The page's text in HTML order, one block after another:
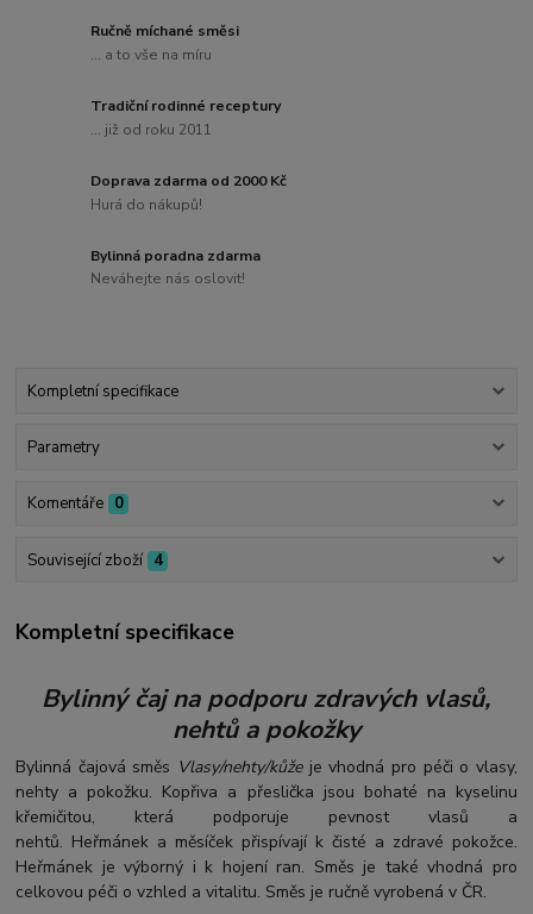
Ručně míchané směsi
... a to vše na míru
Tradiční rodinné receptury
... již od roku 2011
Doprava zdarma od 2000 Kč
Hurá do nákupů!
Bylinná poradna zdarma
Neváhejte nás oslovit!
Kompletní specifikace
Parametry
Komentáře 0
Související zboží 4
Kompletní specifikace
Bylinný čaj na podporu zdravých vlasů,
nehtů a pokožky
Bylinná čajová směs Vlasy/nehty/kůžeje vhodná pro péči o vlasy,
nehty a pokožku. Kopřiva a přeslička jsou bohaté na kyselinu
křemičitou, která podporuje pevnost vlasů a
nehtů. Heřmánek a měsíček přispívají k čisté a zdravé pokožce.
Heřmánek je výborný i k hojení ran. Směs je také vhodná pro
celkovou péči o vzhled a vitalitu. Směs je ručně vyrobená v ČR.